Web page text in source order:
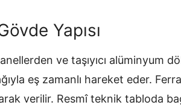
Yapısı
ve taşıyıcı alüminyum
eş zamanlı hareket eder.
verilir. Resmî teknik tabloda